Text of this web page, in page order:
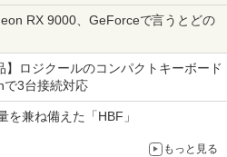
RX 9000、GeForceで言うとどの
】ロジクールのコンパクトキーボード
3台接続対応
を兼ね備えた「HBF」
もっと見る